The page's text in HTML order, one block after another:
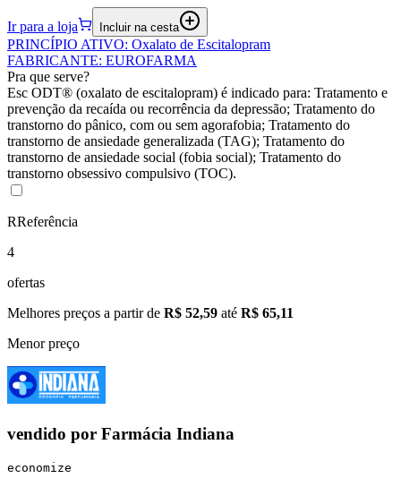
Ir para a loja Incluir na cesta
PRINCÍPIO ATIVO: Oxalato de Escitalopram
FABRICANTE: EUROFARMA
Pra que serve?
Esc ODT® (oxalato de escitalopram) é indicado para: Tratamento e
prevenção da recaída ou recorrência da depressão; Tratamento do
transtorno do pânico, com ou sem agorafobia; Tratamento do
transtorno de ansiedade generalizada (TAG); Tratamento do
transtorno de ansiedade social (fobia social); Tratamento do
transtorno obsessivo compulsivo (TOC).
RReferência
4
ofertas
Melhores preços a partir de R$ 52,59 até R$ 65,11
Menor preço
vendido por Farmácia Indiana
economize